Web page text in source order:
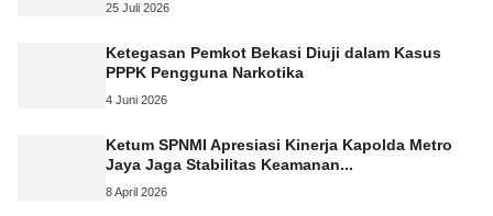
25 Juli 2026
Ketegasan Pemkot Bekasi Diuji dalam Kasus
PPPK Pengguna Narkotika
4 Juni 2026
Ketum SPNMI Apresiasi Kinerja Kapolda Metro
Jaya Jaga Stabilitas Keamanan...
8 April 2026